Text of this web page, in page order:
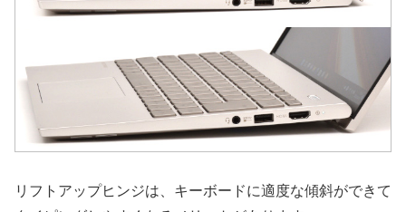
リフトアップヒンジは、キーボードに適度な傾斜ができて